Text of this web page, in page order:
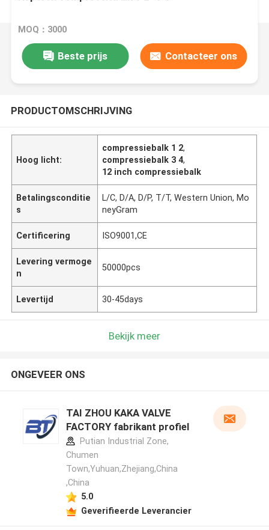
MOQ：3000
Beste prijs Contacteer ons
PRODUCTOMSCHRIJVING
Hoog licht:
compressiebalk 1 2,
compressiebalk 3 4,
12 inch compressiebalk
Betalingsconditie
s
L/C, D/A, D/P, T/T, Western Union, Mo
neyGram
Certificering ISO9001,CE
Levering vermoge
n
50000pcs
Levertijd 30-45days
Bekijk meer
ONGEVEER ONS
TAI ZHOU KAKA VALVE
FACTORY fabrikant profiel
Putian Industrial Zone,
Chumen
Town,Yuhuan,Zhejiang,China
,China
5.0
Geverifieerde Leverancier